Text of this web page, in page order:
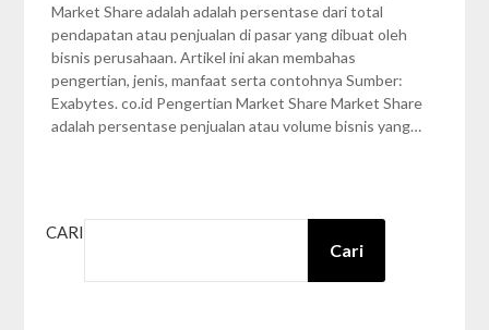
Market Share adalah adalah persentase dari total
pendapatan atau penjualan di pasar yang dibuat oleh
bisnis perusahaan. Artikel ini akan membahas
pengertian, jenis, manfaat serta contohnya Sumber:
Exabytes. co.id Pengertian Market Share Market Share
adalah persentase penjualan atau volume bisnis yang…
CARI
Cari